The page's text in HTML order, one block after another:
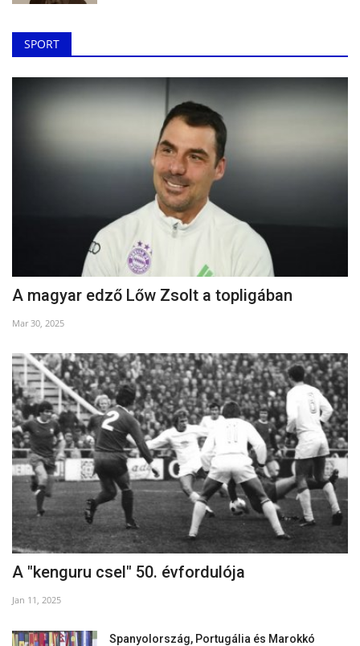
SPORT
A magyar edző Lőw Zsolt a topligában
Mar 30, 2025
A "kenguru csel" 50. évfordulója
Jan 11, 2025
Spanyolország, Portugália és Marokkó